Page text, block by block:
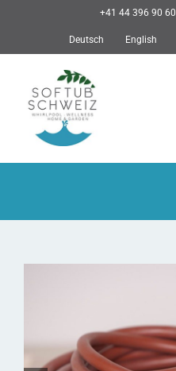
+41 44 396 90 60
Deutsch English